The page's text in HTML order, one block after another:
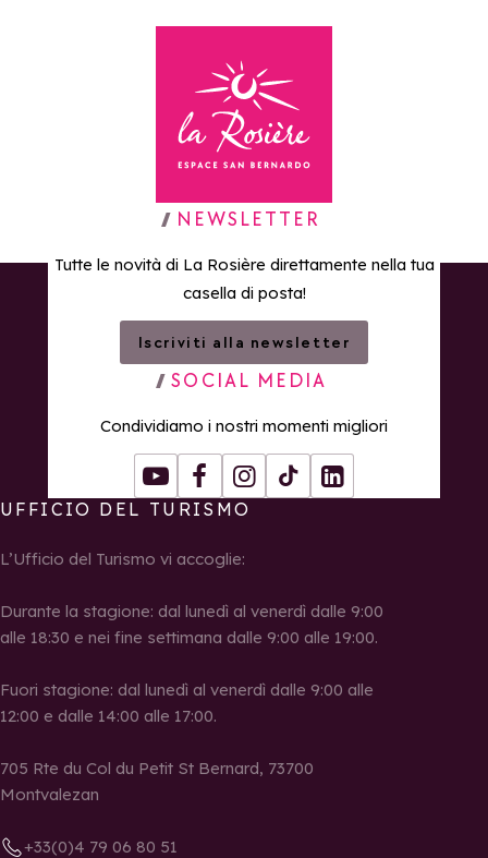
Torna alla home page
NEWSLETTER
Tutte le novità di La Rosière direttamente nella tua
casella di posta!
Iscriviti alla newsletter
SOCIAL MEDIA
Condividiamo i nostri momenti migliori
YoutubeFacebookInstagram
Tiktok LinkedIn
UFFICIO DEL TURISMO
L’Ufficio del Turismo vi accoglie:
Durante la stagione: dal lunedì al venerdì dalle 9:00
alle 18:30 e nei fine settimana dalle 9:00 alle 19:00.
Fuori stagione: dal lunedì al venerdì dalle 9:00 alle
12:00 e dalle 14:00 alle 17:00.
705 Rte du Col du Petit St Bernard, 73700
Montvalezan
+33(0)4 79 06 80 51